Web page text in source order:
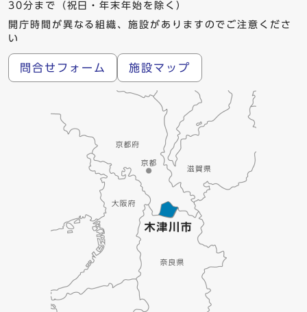
30分まで（祝日・年末年始を除く）
開庁時間が異なる組織、施設がありますのでご注意くださ
い
問合せフォーム 施設マップ